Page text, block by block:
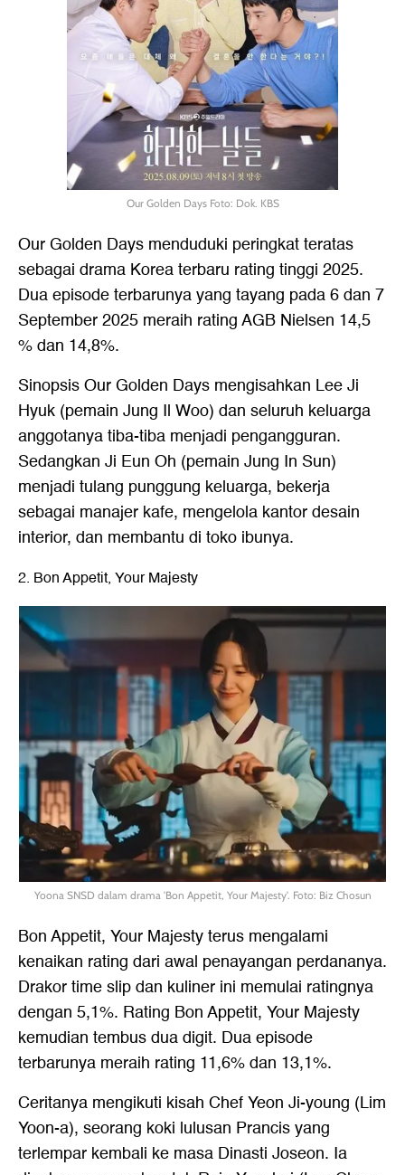
Our Golden Days Foto: Dok. KBS
Our Golden Days menduduki peringkat teratas
sebagai drama Korea terbaru rating tinggi 2025.
Dua episode terbarunya yang tayang pada 6 dan 7
September 2025 meraih rating AGB Nielsen 14,5
% dan 14,8%.
Sinopsis Our Golden Days mengisahkan Lee Ji
Hyuk (pemain Jung Il Woo) dan seluruh keluarga
anggotanya tiba-tiba menjadi pengangguran.
Sedangkan Ji Eun Oh (pemain Jung In Sun)
menjadi tulang punggung keluarga, bekerja
sebagai manajer kafe, mengelola kantor desain
interior, dan membantu di toko ibunya.
2. Bon Appetit, Your Majesty
Yoona SNSD dalam drama 'Bon Appetit, Your Majesty'. Foto: Biz Chosun
Bon Appetit, Your Majesty terus mengalami
kenaikan rating dari awal penayangan perdananya.
Drakor time slip dan kuliner ini memulai ratingnya
dengan 5,1%. Rating Bon Appetit, Your Majesty
kemudian tembus dua digit. Dua episode
terbarunya meraih rating 11,6% dan 13,1%.
Ceritanya mengikuti kisah Chef Yeon Ji-young (Lim
Yoon-a), seorang koki lulusan Prancis yang
terlempar kembali ke masa Dinasti Joseon. Ia